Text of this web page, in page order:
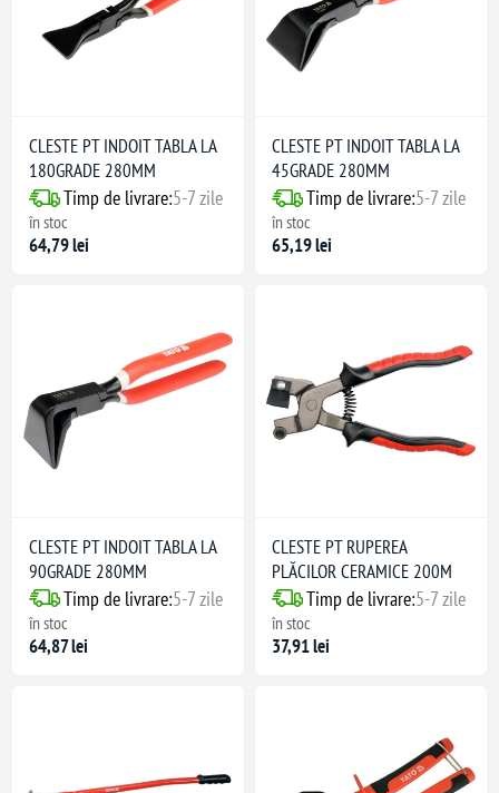
CLESTE PT INDOIT TABLA LA
180GRADE 280MM
Timp de livrare:5-7 zile
în stoc
64,79 lei
CLESTE PT INDOIT TABLA LA
45GRADE 280MM
Timp de livrare:5-7 zile
în stoc
65,19 lei
CLESTE PT INDOIT TABLA LA
90GRADE 280MM
Timp de livrare:5-7 zile
în stoc
64,87 lei
CLESTE PT RUPEREA
PLĂCILOR CERAMICE 200M
Timp de livrare:5-7 zile
în stoc
37,91 lei